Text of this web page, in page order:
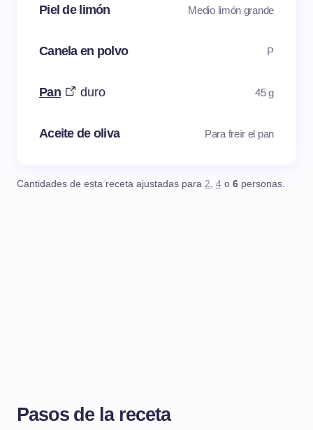
Piel de limón Medio limón grande
Canela en polvo P
Pan duro 45 g
Aceite de oliva Para freír el pan
Cantidades de esta receta ajustadas para 2, 4 o 6 personas.
Pasos de la receta